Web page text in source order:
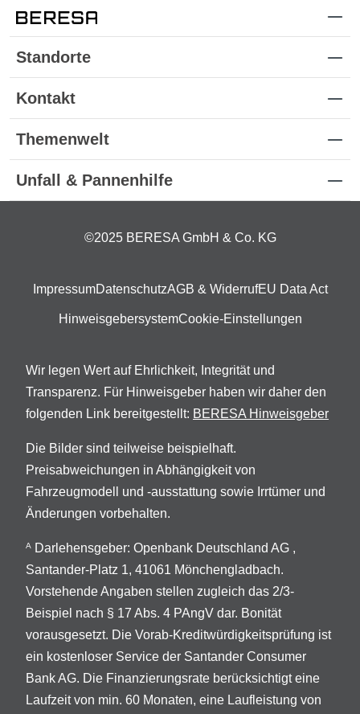
Standorte
Kontakt
Themenwelt
Unfall & Pannenhilfe
©2025 BERESA GmbH & Co. KG
ImpressumDatenschutzAGB & WiderrufEU Data Act
HinweisgebersystemCookie-Einstellungen
Wir legen Wert auf Ehrlichkeit, Integrität und
Transparenz. Für Hinweisgeber haben wir daher den
folgenden Link bereitgestellt: BERESA Hinweisgeber
Die Bilder sind teilweise beispielhaft.
Preisabweichungen in Abhängigkeit von
Fahrzeugmodell und -ausstattung sowie Irrtümer und
Änderungen vorbehalten.
A Darlehensgeber: Openbank Deutschland AG ,
Santander-Platz 1, 41061 Mönchengladbach.
Vorstehende Angaben stellen zugleich das 2/3-
Beispiel nach § 17 Abs. 4 PAngV dar. Bonität
vorausgesetzt. Die Vorab-Kreditwürdigkeitsprüfung ist
ein kostenloser Service der Santander Consumer
Bank AG. Die Finanzierungsrate berücksichtigt eine
Laufzeit von min. 60 Monaten, eine Laufleistung von